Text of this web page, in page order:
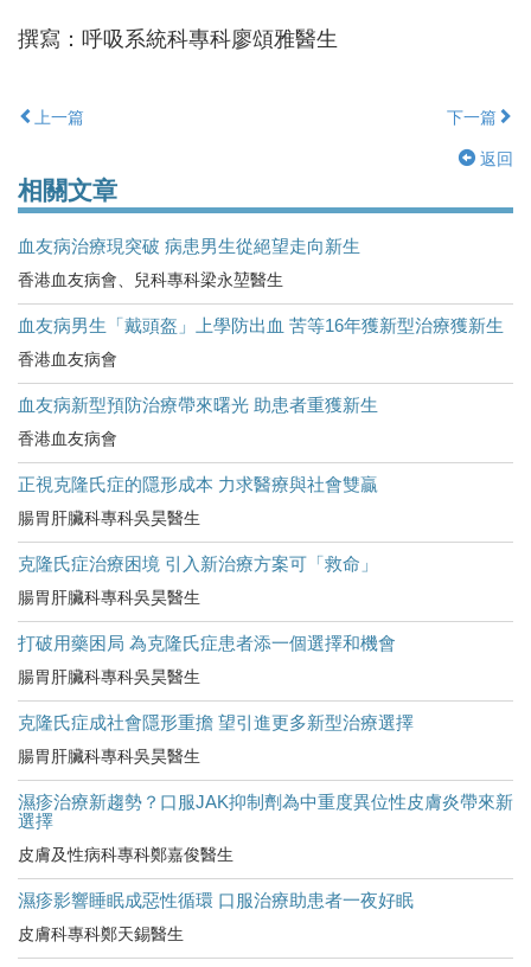
撰寫：呼吸系統科專科廖頌雅醫生
上一篇 下一篇
返回
相關文章
血友病治療現突破 病患男生從絕望走向新生
香港血友病會、兒科專科梁永堃醫生
血友病男生「戴頭盔」上學防出血 苦等16年獲新型治療獲新生
香港血友病會
血友病新型預防治療帶來曙光 助患者重獲新生
香港血友病會
正視克隆氏症的隱形成本 力求醫療與社會雙贏
腸胃肝臟科專科吳昊醫生
克隆氏症治療困境 引入新治療方案可「救命」
腸胃肝臟科專科吳昊醫生
打破用藥困局 為克隆氏症患者添一個選擇和機會
腸胃肝臟科專科吳昊醫生
克隆氏症成社會隱形重擔 望引進更多新型治療選擇
腸胃肝臟科專科吳昊醫生
濕疹治療新趨勢？口服JAK抑制劑為中重度異位性皮膚炎帶來新
選擇
皮膚及性病科專科鄭嘉俊醫生
濕疹影響睡眠成惡性循環 口服治療助患者一夜好眠
皮膚科專科鄭天錫醫生